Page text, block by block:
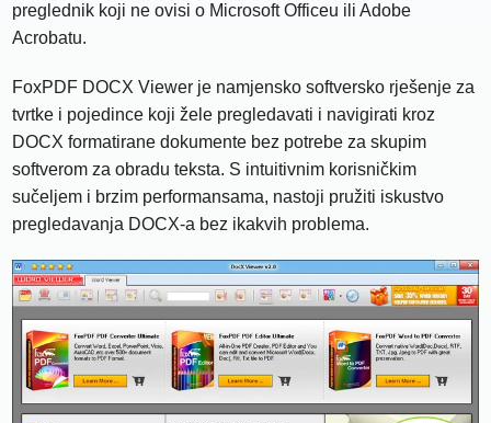
preglednik koji ne ovisi o Microsoft Officeu ili Adobe
Acrobatu.
FoxPDF DOCX Viewer je namjensko softversko rješenje za
tvrtke i pojedince koji žele pregledavati i navigirati kroz
DOCX formatirane dokumente bez potrebe za skupim
softverom za obradu teksta. S intuitivnim korisničkim
sučeljem i brzim performansama, nastoji pružiti iskustvo
pregledavanja DOCX-a bez ikakvih problema.